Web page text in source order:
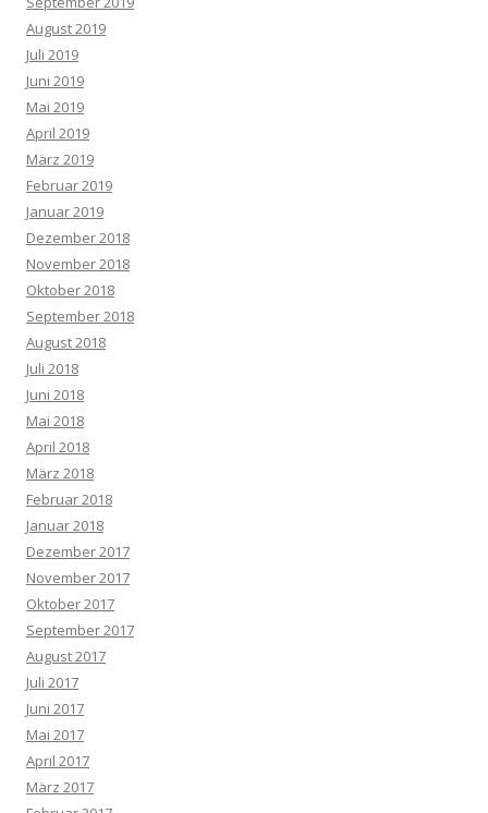
August 2019
Juli 2019
Juni 2019
Mai 2019
April 2019
März 2019
Februar 2019
Januar 2019
Dezember 2018
November 2018
Oktober 2018
September 2018
August 2018
Juli 2018
Juni 2018
Mai 2018
April 2018
März 2018
Februar 2018
Januar 2018
Dezember 2017
November 2017
Oktober 2017
September 2017
August 2017
Juli 2017
Juni 2017
Mai 2017
April 2017
März 2017